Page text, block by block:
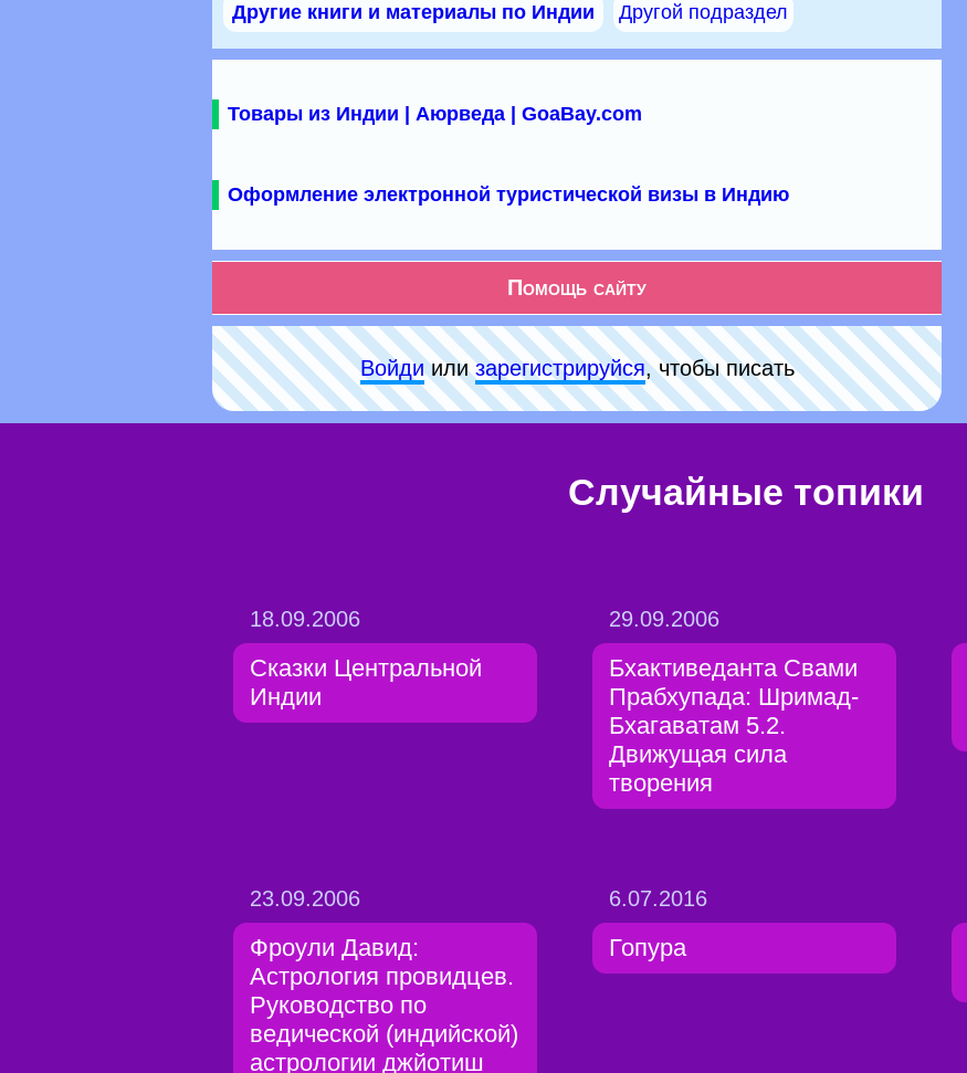
Другие книги и материалы по Индии Другой подраздел
Товары из Индии | Аюрведа | GoaBay.com
Оформление электронной туристической визы в Индию
Помощь сайту
Войдиилизарeгиcтpируйся, чтобы писать
Случайные топики
18.09.2006
Сказки Центральной
Индии
29.09.2006
Бхактиведанта Свами
Прабхупада: Шримад-
Бхагаватам 5.2.
Движущая сила
творения
23.09.2006
Фроули Давид:
Астрология провидцев.
Руководство по
ведической (индийской)
астрологии джйотиш
6.07.2016
Гопура